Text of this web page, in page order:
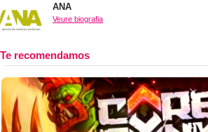
ANA
Veure biografia